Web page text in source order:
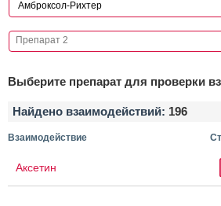
Выберите препарат для проверки
Найдено взаимодействий: 196
Взаимодействие
Аксетин